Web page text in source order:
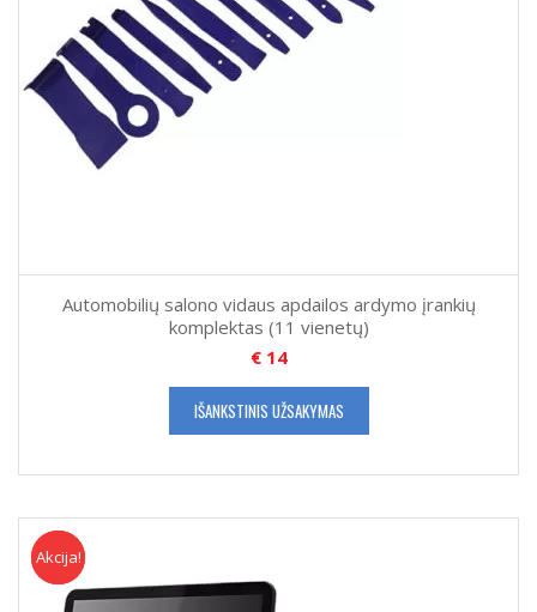
Automobilių salono vidaus apdailos ardymo įrankių
komplektas (11 vienetų)
€14
IŠANKSTINIS UŽSAKYMAS
Akcija
Akcija!